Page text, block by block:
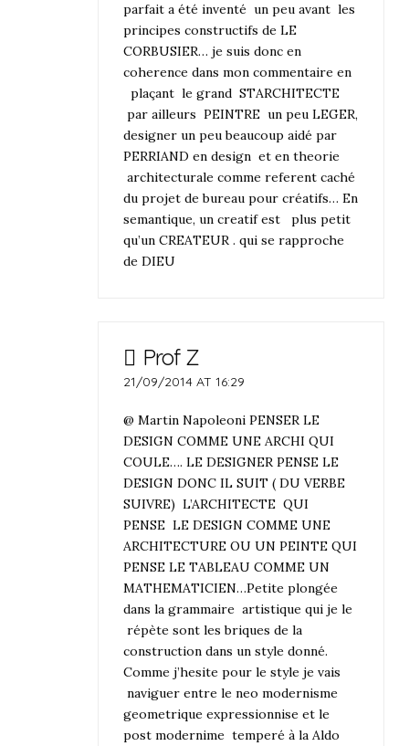
parfait a été inventé un peu avant les
principes constructifs de LE
CORBUSIER… je suis donc en
coherence dans mon commentaire en
plaçant le grand STARCHITECTE
par ailleurs PEINTRE un peu LEGER,
designer un peu beaucoup aidé par
PERRIAND en design et en theorie
architecturale comme referent caché
du projet de bureau pour créatifs… En
semantique, un creatif est plus petit
qu’un CREATEUR . qui se rapproche
de DIEU
Prof Z
21/09/2014 AT 16:29
@ Martin Napoleoni PENSER LE
DESIGN COMME UNE ARCHI QUI
COULE…. LE DESIGNER PENSE LE
DESIGN DONC IL SUIT ( DU VERBE
SUIVRE) L’ARCHITECTE QUI
PENSE LE DESIGN COMME UNE
ARCHITECTURE OU UN PEINTE QUI
PENSE LE TABLEAU COMME UN
MATHEMATICIEN…Petite plongée
dans la grammaire artistique qui je le
répète sont les briques de la
construction dans un style donné.
Comme j’hesite pour le style je vais
naviguer entre le neo modernisme
geometrique expressionnise et le
post modernime temperé à la Aldo